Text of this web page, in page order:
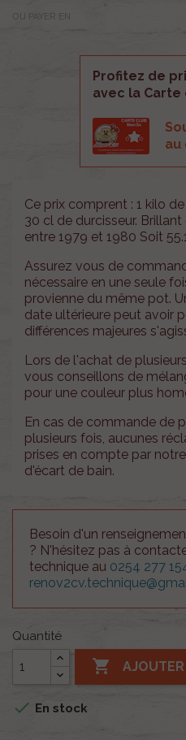
OU PAYER EN
Profitez de
avec la Carte
au
Ce prix comprent : 1 kilo
30 cl de durcisseur.
entre 1979 et 1980 Soit
Assurez vous de
nécessaire en une seule
provienne du même pot.
date ultérieure peut avoir
différences majeures
Lors de l'achat de
vous conseillons de
pour une couleur plus
En cas de commande de
plusieurs fois, aucunes
prises en compte par
d'écart de bain.
Besoin d'un
? N'hésitez pas à
technique au 0254 277
Quantité

 En stock